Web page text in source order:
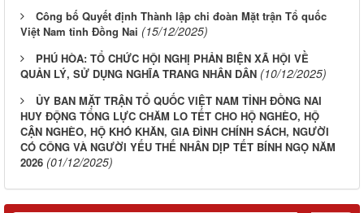
Công bố Quyết định Thành lập chi đoàn Mặt trận Tổ quốc
Việt Nam tỉnh Đồng Nai (15/12/2025)
PHÚ HÒA: TỔ CHỨC HỘI NGHỊ PHẢN BIỆN XÃ HỘI VỀ
QUẢN LÝ, SỬ DỤNG NGHĨA TRANG NHÂN DÂN (10/12/2025)
ỦY BAN MẶT TRẬN TỔ QUỐC VIỆT NAM TỈNH ĐỒNG NAI
HUY ĐỘNG TỔNG LỰC CHĂM LO TẾT CHO HỘ NGHÈO, HỘ
CẬN NGHÈO, HỘ KHÓ KHĂN, GIA ĐÌNH CHÍNH SÁCH, NGƯỜI
CÓ CÔNG VÀ NGƯỜI YẾU THẾ NHÂN DỊP TẾT BÍNH NGỌ NĂM
2026 (01/12/2025)